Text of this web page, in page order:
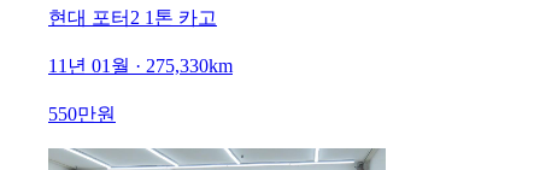
현대 포터2 1톤 카고
11년 01월 · 275,330km
550만원